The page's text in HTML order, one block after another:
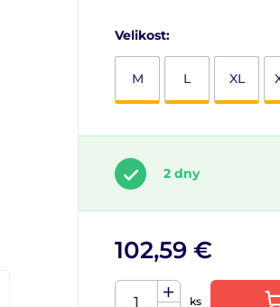
Velikost:
M L XL
2 dny
102,59 €
ks